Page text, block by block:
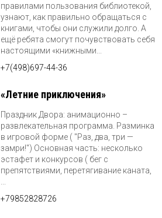
правилами пользования библиотекой,
узнают, как правильно обращаться с
книгами, чтобы они служили долго. А
ещё ребята смогут почувствовать себя
настоящими «книжными...
+7(498)697-44-36
«Летние приключения»
Праздник Двора: анимационно –
развлекательная программа. Разминка
в игровой форме ( "Раз, два, три —
замри!") Основная часть: несколько
эстафет и конкурсов ( бег с
препятствиями, перетягивание каната,
+79852828726